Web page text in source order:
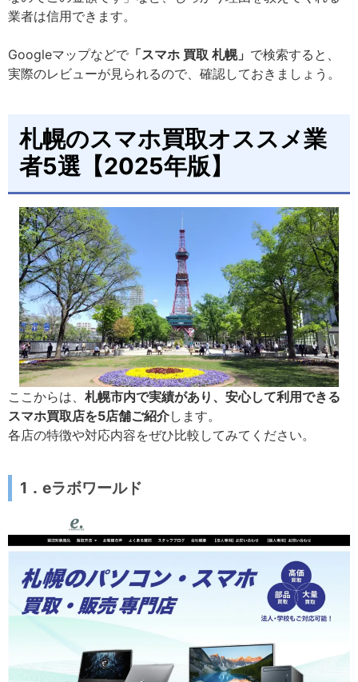
業者は信用できます。
Googleマップなどで 「スマホ 買取 札幌」 で検索すると、
実際のレビューが見られるので、確認しておきましょう。
札幌のスマホ買取オススメ業
者5選【2025年版】
ここからは、 札幌市内で実績があり、安心して利用できる
スマホ買取店を5店舗ご紹介します。
各店の特徴や対応内容をぜひ比較してみてください。
1．eラボワールド